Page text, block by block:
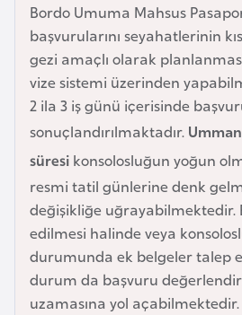
Bordo Umuma Mahsus
başvurularını seyahatlerinin
gezi amaçlı olarak
vize sistemi üzerinden
2 ila 3 iş günü içerisinde
sonuçlandırılmaktadır.
süresi konsolosluğun yoğun
resmi tatil günlerine denk
değişikliğe uğrayabilmektedir.
edilmesi halinde veya
durumunda ek belgeler talep
durum da başvuru
uzamasına yol açabilmektedir.
y
n
B
a
n
g
l
a
d
e
ş